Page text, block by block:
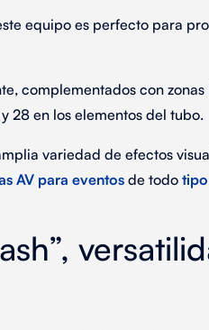
equipo es perfecto para
, complementados con zonas
y 28 en los elementos del tubo.
variedad de efectos
AV para eventos de todo tipo